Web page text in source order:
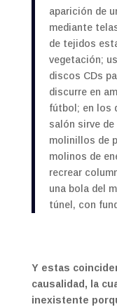
aparición de
mediante
de tejidos
vegetación;
discos CDs
discurre en
fútbol; en los
salón sirve
molinillos de
molinos de
recrear
una bola del
túnel, con
Y estas
causalidad, la
inexistente